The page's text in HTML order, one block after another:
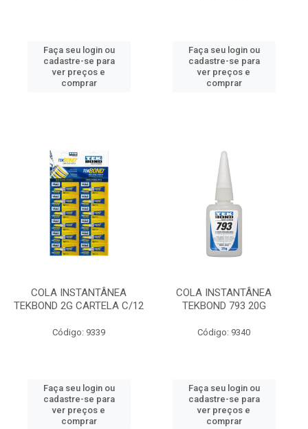
Faça seu login ou
cadastre-se para
ver preços e
comprar
Faça seu login ou
cadastre-se para
ver preços e
comprar
COLA INSTANTÂNEA
TEKBOND 2G CARTELA C/12
Código: 9339
Faça seu login ou
cadastre-se para
ver preços e
comprar
COLA INSTANTÂNEA
TEKBOND 793 20G
Código: 9340
Faça seu login ou
cadastre-se para
ver preços e
comprar